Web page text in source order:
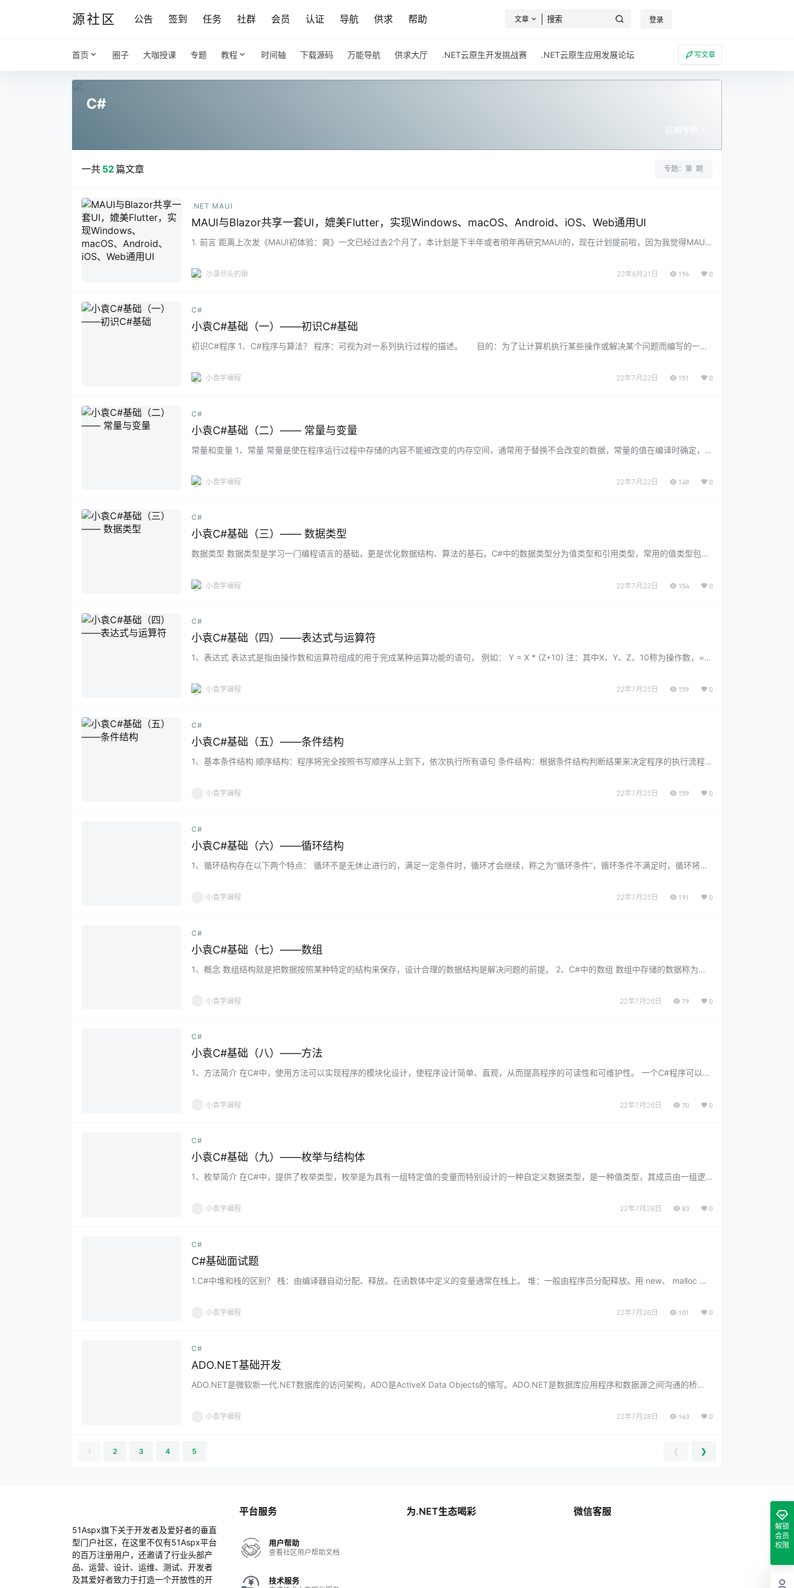
源社区 公告 签到 任务 社群 会员 认证 导航 供求 帮助 文章 登录
首页 圈子 大咖授课 专题 教程 时间轴 下载源码 万能导航 供求大厅 .NET云原生开发挑战赛 .NET云原生应用发展论坛 写文章
C#
往期专题
一共 52篇文章 专题：第 期
.NET MAUI
MAUI与Blazor共享一套UI，媲美Flutter，实现Windows、macOS、Android、iOS、Web通用UI
1. 前言 距离上次发《MAUI初体验：爽》一文已经过去2个月了，本计划是下半年或者明年再研究MAUI的，现在计划提前啦，因为我觉得MAUI
沙漠尽头的狼 22年6月21日 196 0
C#
小袁C#基础（一）——初识C#基础
初识C#程序 1、C#程序与算法？ 程序：可视为对一系列执行过程的描述。 目的：为了让计算机执行某些操作或解决某个问题而编写的一系
小袁学编程 22年7月22日 151 0
C#
小袁C#基础（二）—— 常量与变量
常量和变量 1、常量 常量是使在程序运行过程中存储的内容不能被改变的内存空间，通常用于替换不会改变的数据，常量的值在编译时确定，
小袁学编程 22年7月22日 148 0
C#
小袁C#基础（三）—— 数据类型
数据类型 数据类型是学习一门编程语言的基础，更是优化数据结构、算法的基石。C#中的数据类型分为值类型和引用类型，常用的值类型包括
小袁学编程 22年7月22日 154 0
C#
小袁C#基础（四）——表达式与运算符
1、表达式 表达式是指由操作数和运算符组成的用于完成某种运算功能的语句， 例如： Y = X * (Z+10) 注：其中X、Y、Z、10称为操作数，=、
小袁学编程 22年7月25日 159 0
C#
小袁C#基础（五）——条件结构
1、基本条件结构 顺序结构：程序将完全按照书写顺序从上到下，依次执行所有语句 条件结构：根据条件结构判断结果来决定程序的执行流程
小袁学编程 22年7月25日 159 0
C#
小袁C#基础（六）——循环结构
1、循环结构存在以下两个特点： 循环不是无休止进行的，满足一定条件时，循环才会继续，称之为“循环条件”，循环条件不满足时，循环将会
小袁学编程 22年7月25日 191 0
C#
小袁C#基础（七）——数组
1、概念 数组结构就是把数据按照某种特定的结构来保存，设计合理的数据结构是解决问题的前提。 2、C#中的数组 数组中存储的数据称为数
小袁学编程 22年7月26日 79 0
C#
小袁C#基础（八）——方法
1、方法简介 在C#中，使用方法可以实现程序的模块化设计，使程序设计简单、直观，从而提高程序的可读性和可维护性。 一个C#程序可以由
小袁学编程 22年7月26日 70 0
C#
小袁C#基础（九）——枚举与结构体
1、枚举简介 在C#中，提供了枚举类型，枚举是为具有一组特定值的变量而特别设计的一种自定义数据类型，是一种值类型，其成员由一组逻
小袁学编程 22年7月26日 83 0
C#
C#基础面试题
1.C#中堆和栈的区别？ 栈：由编译器自动分配、释放。在函数体中定义的变量通常在栈上。 堆：一般由程序员分配释放。用 new、 malloc 等
小袁学编程 22年7月26日 101 0
C#
ADO.NET基础开发
ADO.NET是微软新一代.NET数据库的访问架构，ADO是ActiveX Data Objects的缩写。ADO.NET是数据库应用程序和数据源之间沟通的桥
小袁学编程 22年7月28日 163 0
1 2 3 4 5 ❮ ❯
解锁
会员
权限
51Aspx旗下关于开发者及爱好者的垂直
型门户社区，在这里不仅有51Aspx平台
的百万注册用户，还邀请了行业头部产
品、运营、设计、运维、测试、开发者
及其爱好者致力于打造一个开放性的开
平台服务
用户帮助
查看社区用户帮助文档
技术服务
为.NET生态喝彩 微信客服